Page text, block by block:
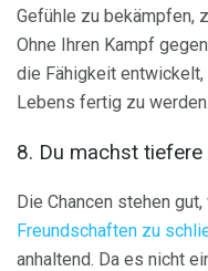
Gefühle zu bekämpfen,
Ohne Ihren Kampf
die Fähigkeit
Lebens fertig zu werden.
8. Du machst
Die Chancen stehen
Freundschaften zu
anhaltend. Da es nicht